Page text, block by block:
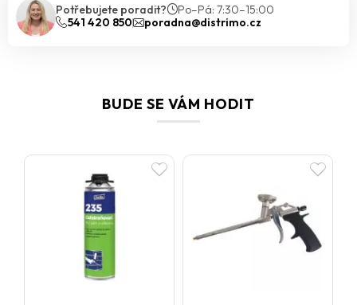
Potřebujete poradit?
Po–Pá: 7:30–15:00
541 420 850
poradna@distrimo.cz
BUDE SE VÁM HODIT